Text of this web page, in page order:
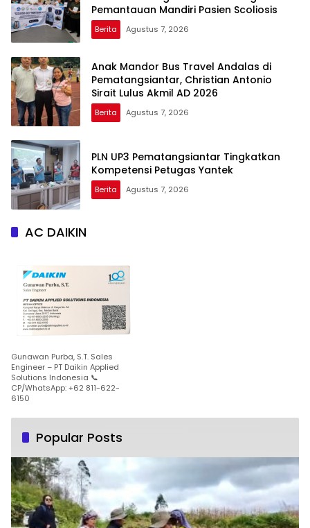
Pemantauan Mandiri Pasien Scoliosis
Berita Agustus 7, 2026
Anak Mandor Bus Travel Andalas di
Pematangsiantar, Christian Antonio
Sirait Lulus Akmil AD 2026
Berita Agustus 7, 2026
PLN UP3 Pematangsiantar Tingkatkan
Kompetensi Petugas Yantek
Berita Agustus 7, 2026
AC DAIKIN
Gunawan Purba, S.T. Sales
Engineer – PT Daikin Applied
Solutions Indonesia 📞
CP/WhatsApp: +62 811-622-
6150
Popular Posts